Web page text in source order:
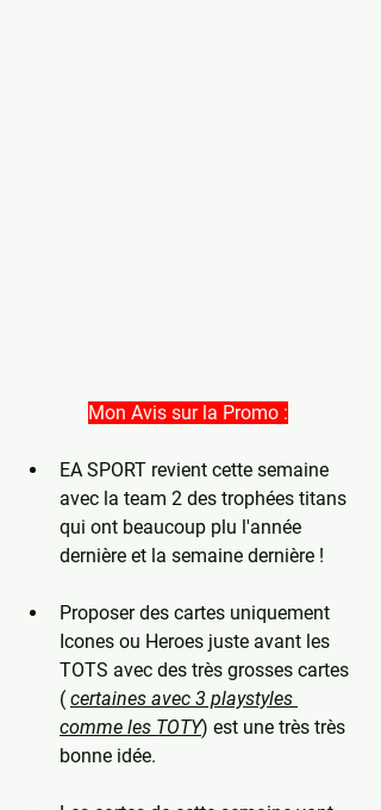
Mon Avis sur la Promo :
EA SPORT revient cette semaine
avec la team 2 des trophées titans
qui ont beaucoup plu l'année
dernière et la semaine dernière !
Proposer des cartes uniquement
Icones ou Heroes juste avant les
TOTS avec des très grosses cartes
( certaines avec 3 playstyles
comme les TOTY) est une très très
bonne idée.